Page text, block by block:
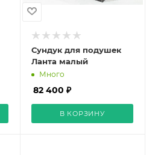
Сундук для подушек
Ланта малый
Много
82 400 ₽
В КОРЗИНУ